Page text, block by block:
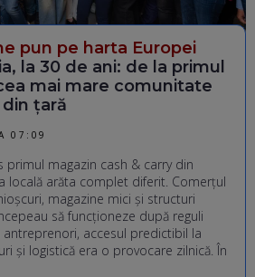
pun pe harta Europei
la 30 de ani: de la primul
mai mare comunitate
țară
07:09
primul magazin cash & carry din
locală arăta complet diferit. Comerțul
magazine mici și structuri
să funcționeze după reguli
accesul predictibil la
și logistică era o provocare zilnică. În